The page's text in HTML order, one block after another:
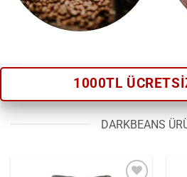
1000TL
DARKBEANS